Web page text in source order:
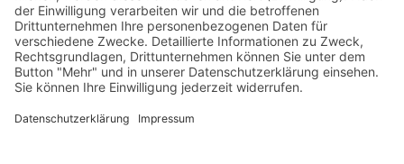
Hospitality Unit Scala V1A